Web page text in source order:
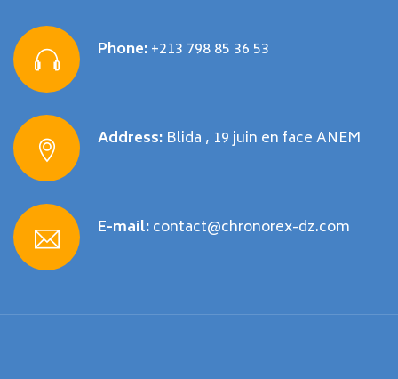
Phone:+213 798 85 36 53
Address: Blida , 19 juin en face ANEM
E-mail:contact@chronorex-dz.com